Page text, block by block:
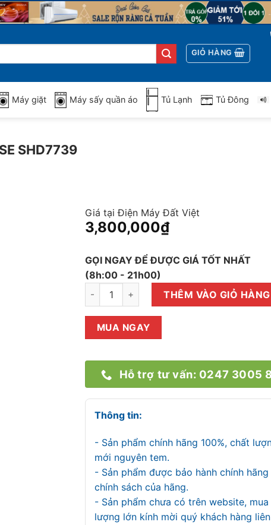
GIỎ HÀNG
Máy giặt Máy sấy quần áo Tủ Lạnh Tủ Đông
SHD7739
Giá tại Điện Máy Đất Việt
3,800,000₫
GỌI NGAY ĐỂ ĐƯỢC GIÁ TỐT NHẤT
(8h:00 - 21h00)
MÁY LÀM MÁT KHÔNG KHÍ SUNHOUSE
THÊM VÀO GIỎ HÀNG
MUA NGAY
Hỗ trợ tư vấn: 0247 3005
Thông tin:
- Sản phẩm chính hãng 100%, chất
mới nguyên tem.
- Sản phẩm được bảo hành chính
chính sách của hãng.
- Sản phẩm chưa có trên website, mua
lượng lớn kính mời quý khách hàng